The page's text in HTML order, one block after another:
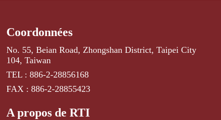
Coordonnées
No. 55, Beian Road, Zhongshan District, Taipei City
104, Taiwan
TEL : 886-2-28856168
FAX : 886-2-28855423
A propos de RTI